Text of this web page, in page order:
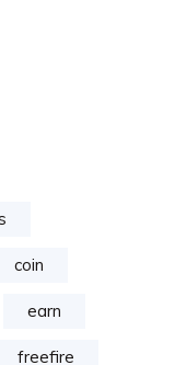
coin
earn
freefire